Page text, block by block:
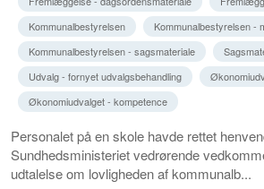
Kommunalbestyrelsen
Kommunalbestyrelsen -
Kommunalbestyrelsen - sagsmateriale
Udvalg - fornyet udvalgsbehandling
Økonomiudvalget - kompetence
Personalet på en skole havde rettet
Sundhedsministeriet vedrørende
udtalelse om lovligheden af kommunalb...